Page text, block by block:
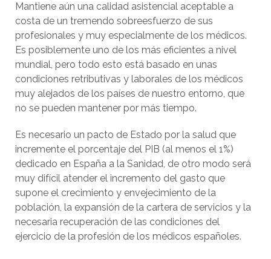
Mantiene aún una calidad asistencial aceptable a
costa de un tremendo sobreesfuerzo de sus
profesionales y muy especialmente de los médicos.
Es posiblemente uno de los más eficientes a nivel
mundial, pero todo esto está basado en unas
condiciones retributivas y laborales de los médicos
muy alejados de los países de nuestro entorno, que
no se pueden mantener por más tiempo.
Es necesario un pacto de Estado por la salud que
incremente el porcentaje del PIB (al menos el 1%)
dedicado en España a la Sanidad, de otro modo será
muy difícil atender el incremento del gasto que
supone el crecimiento y envejecimiento de la
población, la expansión de la cartera de servicios y la
necesaria recuperación de las condiciones del
ejercicio de la profesión de los médicos españoles.